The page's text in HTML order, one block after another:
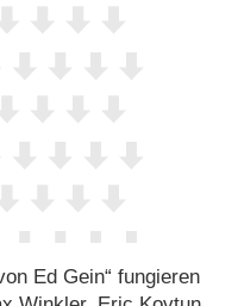
Ed Gein“ fungieren